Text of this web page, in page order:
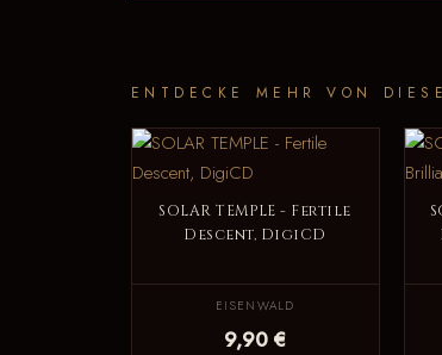
ENTDECKE MEHR VON
SOLAR TEMPLE - Fertile
Descent, DigiCD
EISENWALD
9,90 €